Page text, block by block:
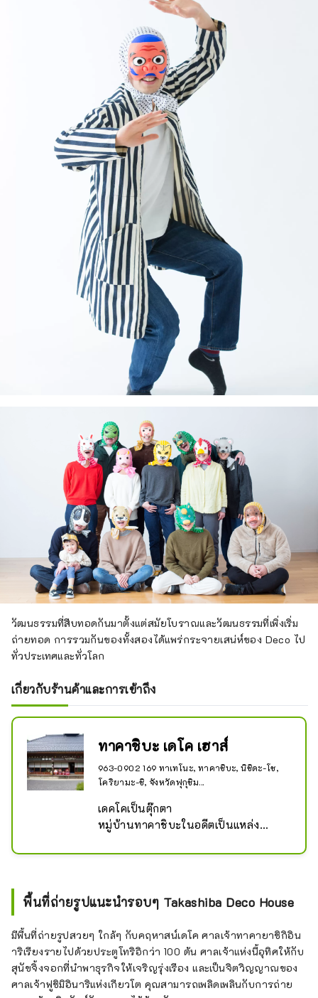
วัฒนธรรมที่สืบทอดกันมาตั้งแต่สมัยโบราณและวัฒนธรรมที่เพิ่งเริ่ม
ถ่ายทอด การรวมกันของทั้งสองได้แพร่กระจายเสน่ห์ของ Deco ไป
ทั่วประเทศและทั่วโลก
เกี่ยวกับร้านค้าและการเข้าถึง
ทาคาชิบะ เดโค เฮาส์
963-0902 169 ทาเทโนะ, ทาคาชิบะ, นิชิดะ-โช,
โคริยามะ-ชิ, จังหวัดฟุกุชิม...
เดคโคเป็นตุ๊กตา
หมู่บ้านทาคาชิบะในอดีตเป็นแหล่ง
มาเช่ของมิฮารุ และปัจจุบันมีเวิร์กช็อปอ
ให้เป็นสมบัติทางวัฒนธรรมที่สำคัญของ
การวาดภาพเปเปอร์มาเช่ได้ประมาณ
หนึ่งชั่วโมง คุณต้องการสร้างไอเท็ม
ต้นฉบับด้วยการวาดภาพกระดาษอัดมา
เช่ด้วยสีสันของราศี เสือ ฯลฯ หรือไม่?
พื้นที่ถ่ายรูปแนะนำรอบๆ Takashiba Deco House
มีพื้นที่ถ่ายรูปสวยๆ ใกล้ๆ กับคฤหาสน์เดโค ศาลเจ้าทาคายาชิกิอิน
าริเรียงรายไปด้วยประตูโทริอิกว่า 100 ต้น ศาลเจ้าแห่งนี้อุทิศให้กับ
สุนัขจิ้งจอกที่นำพาธุรกิจให้เจริญรุ่งเรือง และเป็นจิตวิญญาณของ
ศาลเจ้าฟูชิมิอินาริแห่งเกียวโต คุณสามารถเพลิดเพลินกับการถ่าย